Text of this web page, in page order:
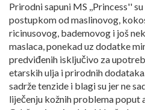
Prirodni sapuni MS ,,Princess''
postupkom od maslinovog,
ricinusovog, bademovog i još
maslaca, ponekad uz dodatke
predviđenih isključivo za
etarskih ulja i prirodnih
sadrže tenzide i blagi su jer ne
liječenju kožnih problema poput